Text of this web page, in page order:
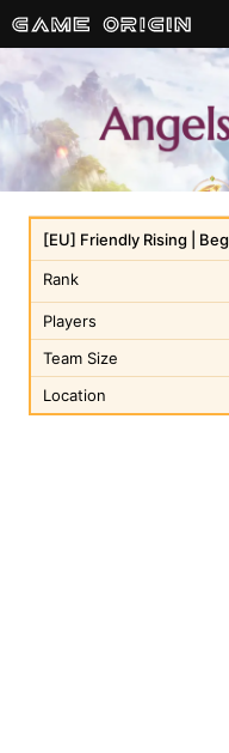
Rank
[EU] Friendly Rising |
Players
Team Size
Location